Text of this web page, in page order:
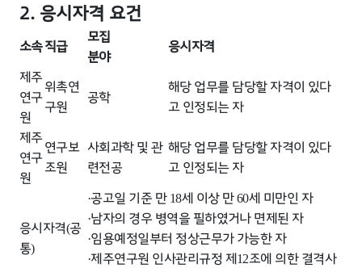
2. 응시자격 요건
소속직급
모집
분야
응시자격
제주
연구
원
위촉연
구원
공학
해당 업무를 담당할 자격이 있다
고 인정되는 자
제주
연구
원
연구보
조원
사회과학 및 관
련전공
해당 업무를 담당할 자격이 있다
고 인정되는 자
응시자격(공
통)
·공고일 기준 만 18세 이상 만60세 미만인 자
·남자의 경우 병역을 필하였거나 면제된 자
·임용예정일부터 정상근무가 가능한 자
·제주연구원 인사관리규정 제12조에 의한 결격사